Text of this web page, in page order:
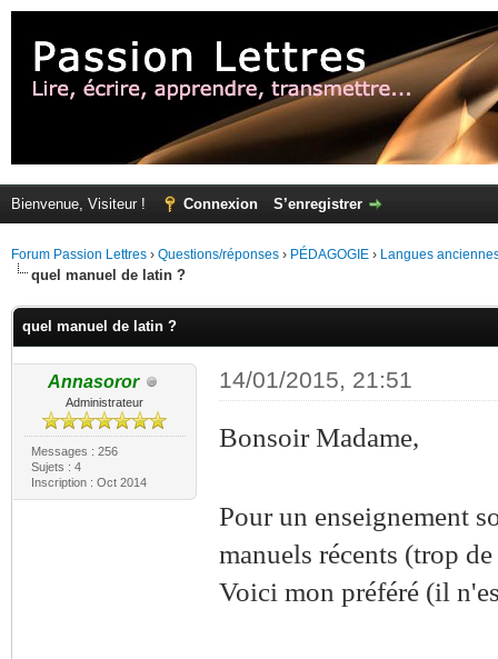
Bienvenue, Visiteur ! Connexion S’enregistrer
Forum Passion Lettres › Questions/réponses › PÉDAGOGIE › Langues
quel manuel de latin ?
quel manuel de latin ?
Annasoror
Administrateur
Messages : 256
Sujets : 4
Inscription : Oct 2014
14/01/2015, 21:51
Bonsoir Madame,
Pour un enseignement
manuels récents (trop
Voici mon préféré (il